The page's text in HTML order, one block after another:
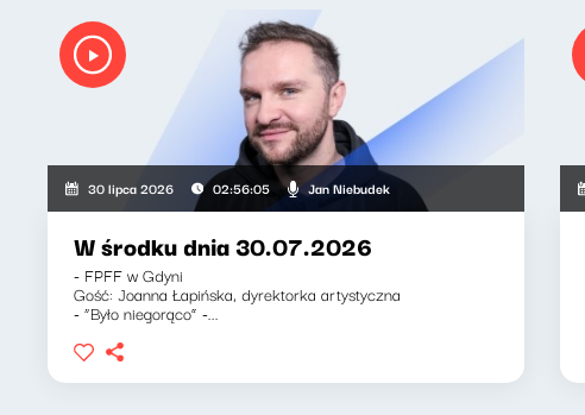
30 lipca 2026 02:56:05 Jan Niebudek
W środku dnia 30.07.2026
- FPFF w Gdyni
Gość: Joanna Łapińska, dyrektorka artystyczna
- “Było niegorąco” -...